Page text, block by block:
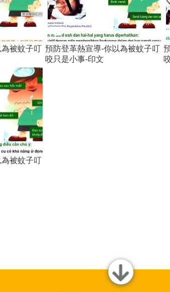
被蚊子叮 預防登革熱宣導-你以為被蚊子叮
咬只是小事-印文
被蚊子叮
close